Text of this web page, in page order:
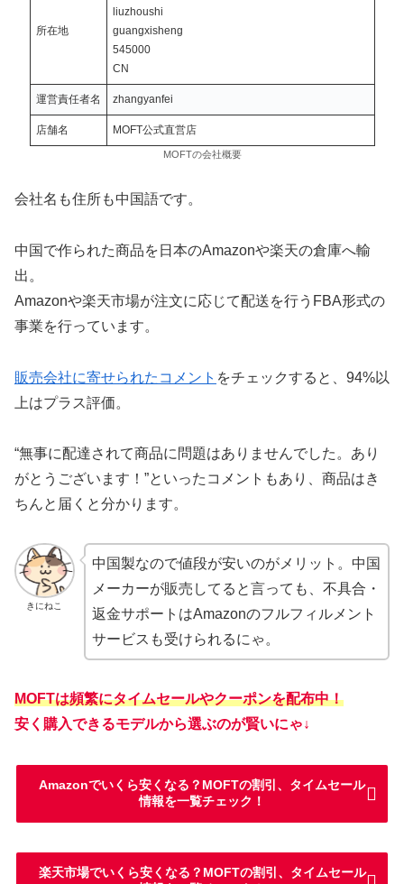
所在地
liuzhoushi
guangxisheng
545000
CN
運営責任者名 zhangyanfei
店舗名 MOFT公式直営店
MOFTの会社概要
会社名も住所も中国語です。
中国で作られた商品を日本のAmazonや楽天の倉庫へ輸
出。
Amazonや楽天市場が注文に応じて配送を行うFBA形式の
事業を行っています。
販売会社に寄せられたコメント をチェックすると、94%以
上はプラス評価。
“無事に配達されて商品に問題はありませんでした。あり
がとうございます！”といったコメントもあり、商品はき
ちんと届くと分かります。
きにねこ
中国製なので値段が安いのがメリット。中国
メーカーが販売してると言っても、不具合・
返金サポートはAmazonのフルフィルメント
サービスも受けられるにゃ。
MOFTは頻繁にタイムセールやクーポンを配布中！
安く購入できるモデルから選ぶのが賢いにゃ↓
Amazonでいくら安くなる？MOFTの割引、タイムセール
情報を一覧チェック！
楽天市場でいくら安くなる？MOFTの割引、タイムセール